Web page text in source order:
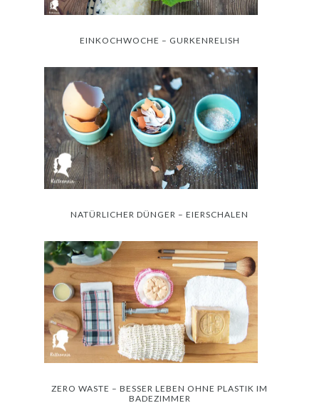
EINKOCHWOCHE – GURKENRELISH
NATÜRLICHER DÜNGER – EIERSCHALEN
ZERO WASTE – BESSER LEBEN OHNE PLASTIK IM
BADEZIMMER